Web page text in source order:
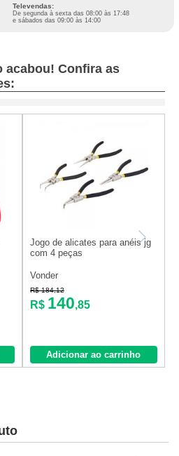
Televendas:
De segunda à sexta das 08:00 às 17:48
e sábados das 09:00 às 14:00
acabou! Confira as
Jogo de alicates para anéis jg
com 4 peças
Vonder
R$ 184,12
R$ 140,85
Adicionar ao carrinho